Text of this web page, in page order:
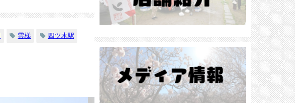
雲梯 四ツ木駅